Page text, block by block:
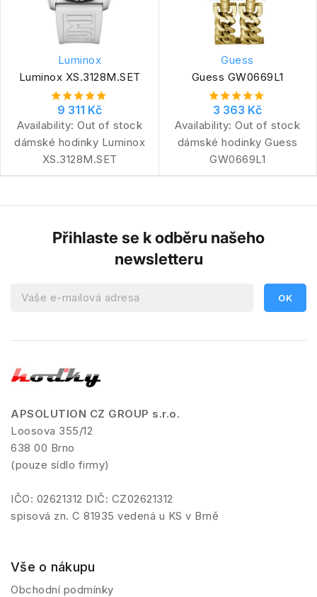
Luminox
Luminox XS.3128M.SET
9 311 Kč
Availability: Out of stock
dámské hodinky Luminox
XS.3128M.SET
Guess
Guess GW0669L1
3 363 Kč
Availability: Out of stock
dámské hodinky Guess
GW0669L1
Přihlaste se k odběru našeho
newsletteru
APSOLUTION CZ GROUP s.r.o.
Loosova 355/12
638 00 Brno
(pouze sídlo firmy)
IČO: 02621312 DIČ: CZ02621312
spisová zn. C 81935 vedená u KS v Brně
Vše o nákupu
Obchodní podmínky